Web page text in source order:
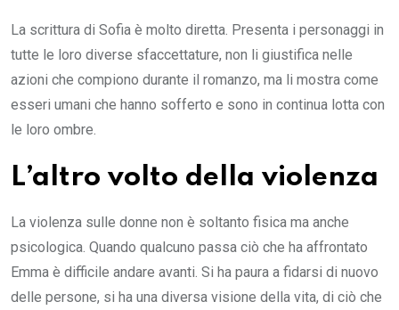
La scrittura di Sofia è molto diretta. Presenta i personaggi in
tutte le loro diverse sfaccettature, non li giustifica nelle
azioni che compiono durante il romanzo, ma li mostra come
esseri umani che hanno sofferto e sono in continua lotta con
le loro ombre.
L’altro volto della violenza
La violenza sulle donne non è soltanto fisica ma anche
psicologica. Quando qualcuno passa ciò che ha affrontato
Emma è difficile andare avanti. Si ha paura a fidarsi di nuovo
delle persone, si ha una diversa visione della vita, di ciò che